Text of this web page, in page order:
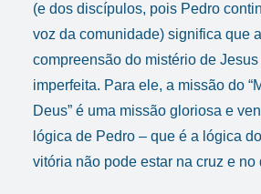
(e dos discípulos, pois Pedro
voz da comunidade) significa que
compreensão do mistério de
imperfeita. Para ele, a missão do
Deus” é uma missão gloriosa e
lógica de Pedro – que é a lógica
vitória não pode estar na cruz e no